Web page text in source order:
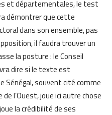
et départementales, le test
démontrer que cette
dans son ensemble, pas
il faudra trouver un
la posture : le Conseil
dire si le texte est
Sénégal, souvent cité comme
l’Ouest, joue ici autre chose
la crédibilité de ses